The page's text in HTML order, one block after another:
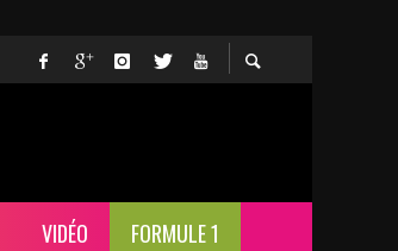
VIDÉO FORMULE 1